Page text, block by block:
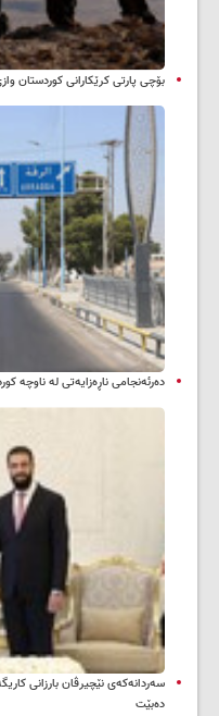
بۆچی پارتی کرێکارانی کوردستان
دەرئەنجامی ناڕەزایەتی لە ناوچە
سه‌ردانه‌کەی نێچیرڤان بارزانی
ده‌بێت